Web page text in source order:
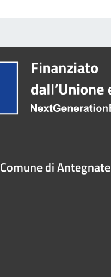
Comune di Antegnate